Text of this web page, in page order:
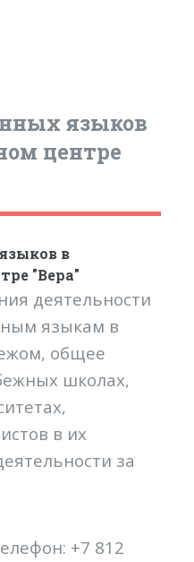
языков
центре
в
"Вера"
деятельности
языкам в
общее
школах,
в их
за
+7 812